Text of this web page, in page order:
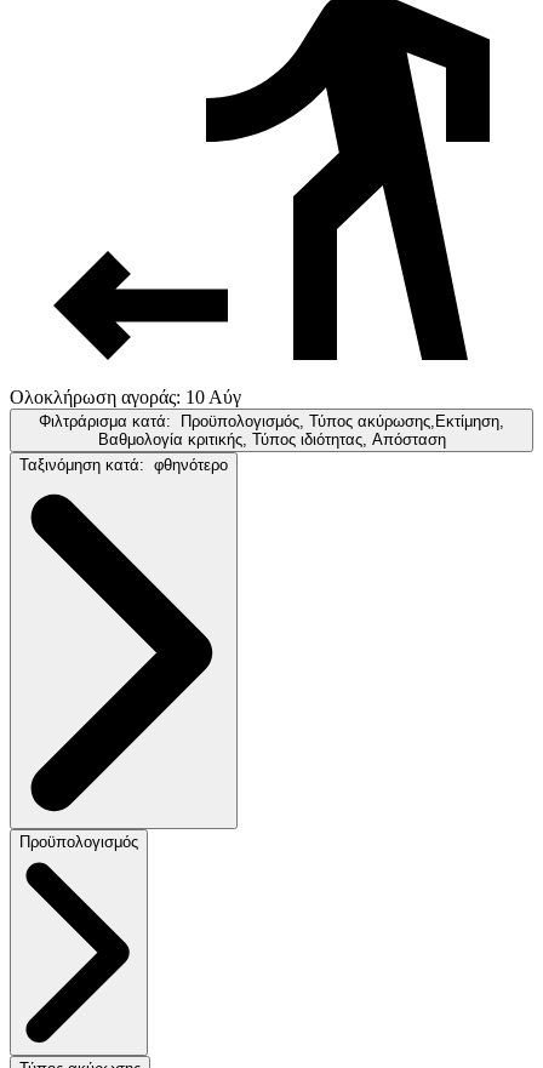
Ολοκλήρωση αγοράς: 10 Αύγ
Φιλτράρισμα κατά:
Προϋπολογισμός, Τύπος ακύρωσης,Εκτίμηση,
Βαθμολογία κριτικής, Τύπος ιδιότητας, Απόσταση
Ταξινόμηση κατά: φθηνότερο
Προϋπολογισμός